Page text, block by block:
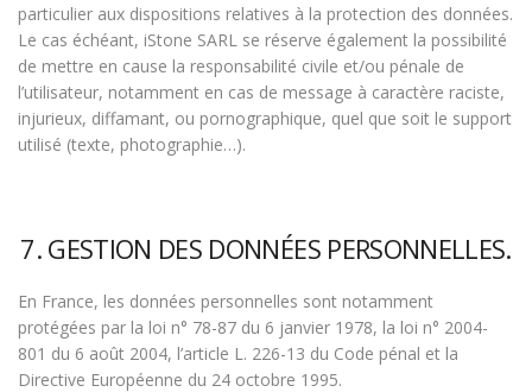
particulier aux dispositions relatives à la protection des données.
Le cas échéant, iStone SARL se réserve également la possibilité
de mettre en cause la responsabilité civile et/ou pénale de
l’utilisateur, notamment en cas de message à caractère raciste,
injurieux, diffamant, ou pornographique, quel que soit le support
utilisé (texte, photographie…).
7. GESTION DES DONNÉES PERSONNELLES.
En France, les données personnelles sont notamment
protégées par la loi n° 78-87 du 6 janvier 1978, la loi n° 2004-
801 du 6 août 2004, l’article L. 226-13 du Code pénal et la
Directive Européenne du 24 octobre 1995.